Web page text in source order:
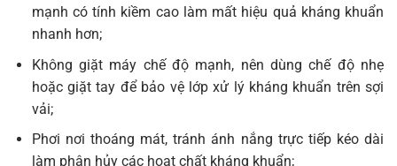
mạnh có tính kiềm cao làm mất hiệu quả kháng khuẩn
nhanh hơn;
Không giặt máy chế độ mạnh, nên dùng chế độ nhẹ
hoặc giặt tay để bảo vệ lớp xử lý kháng khuẩn trên sợi
vải;
Phơi nơi thoáng mát, tránh ánh nắng trực tiếp kéo dài
làm phân hủy các hoạt chất kháng khuẩn;